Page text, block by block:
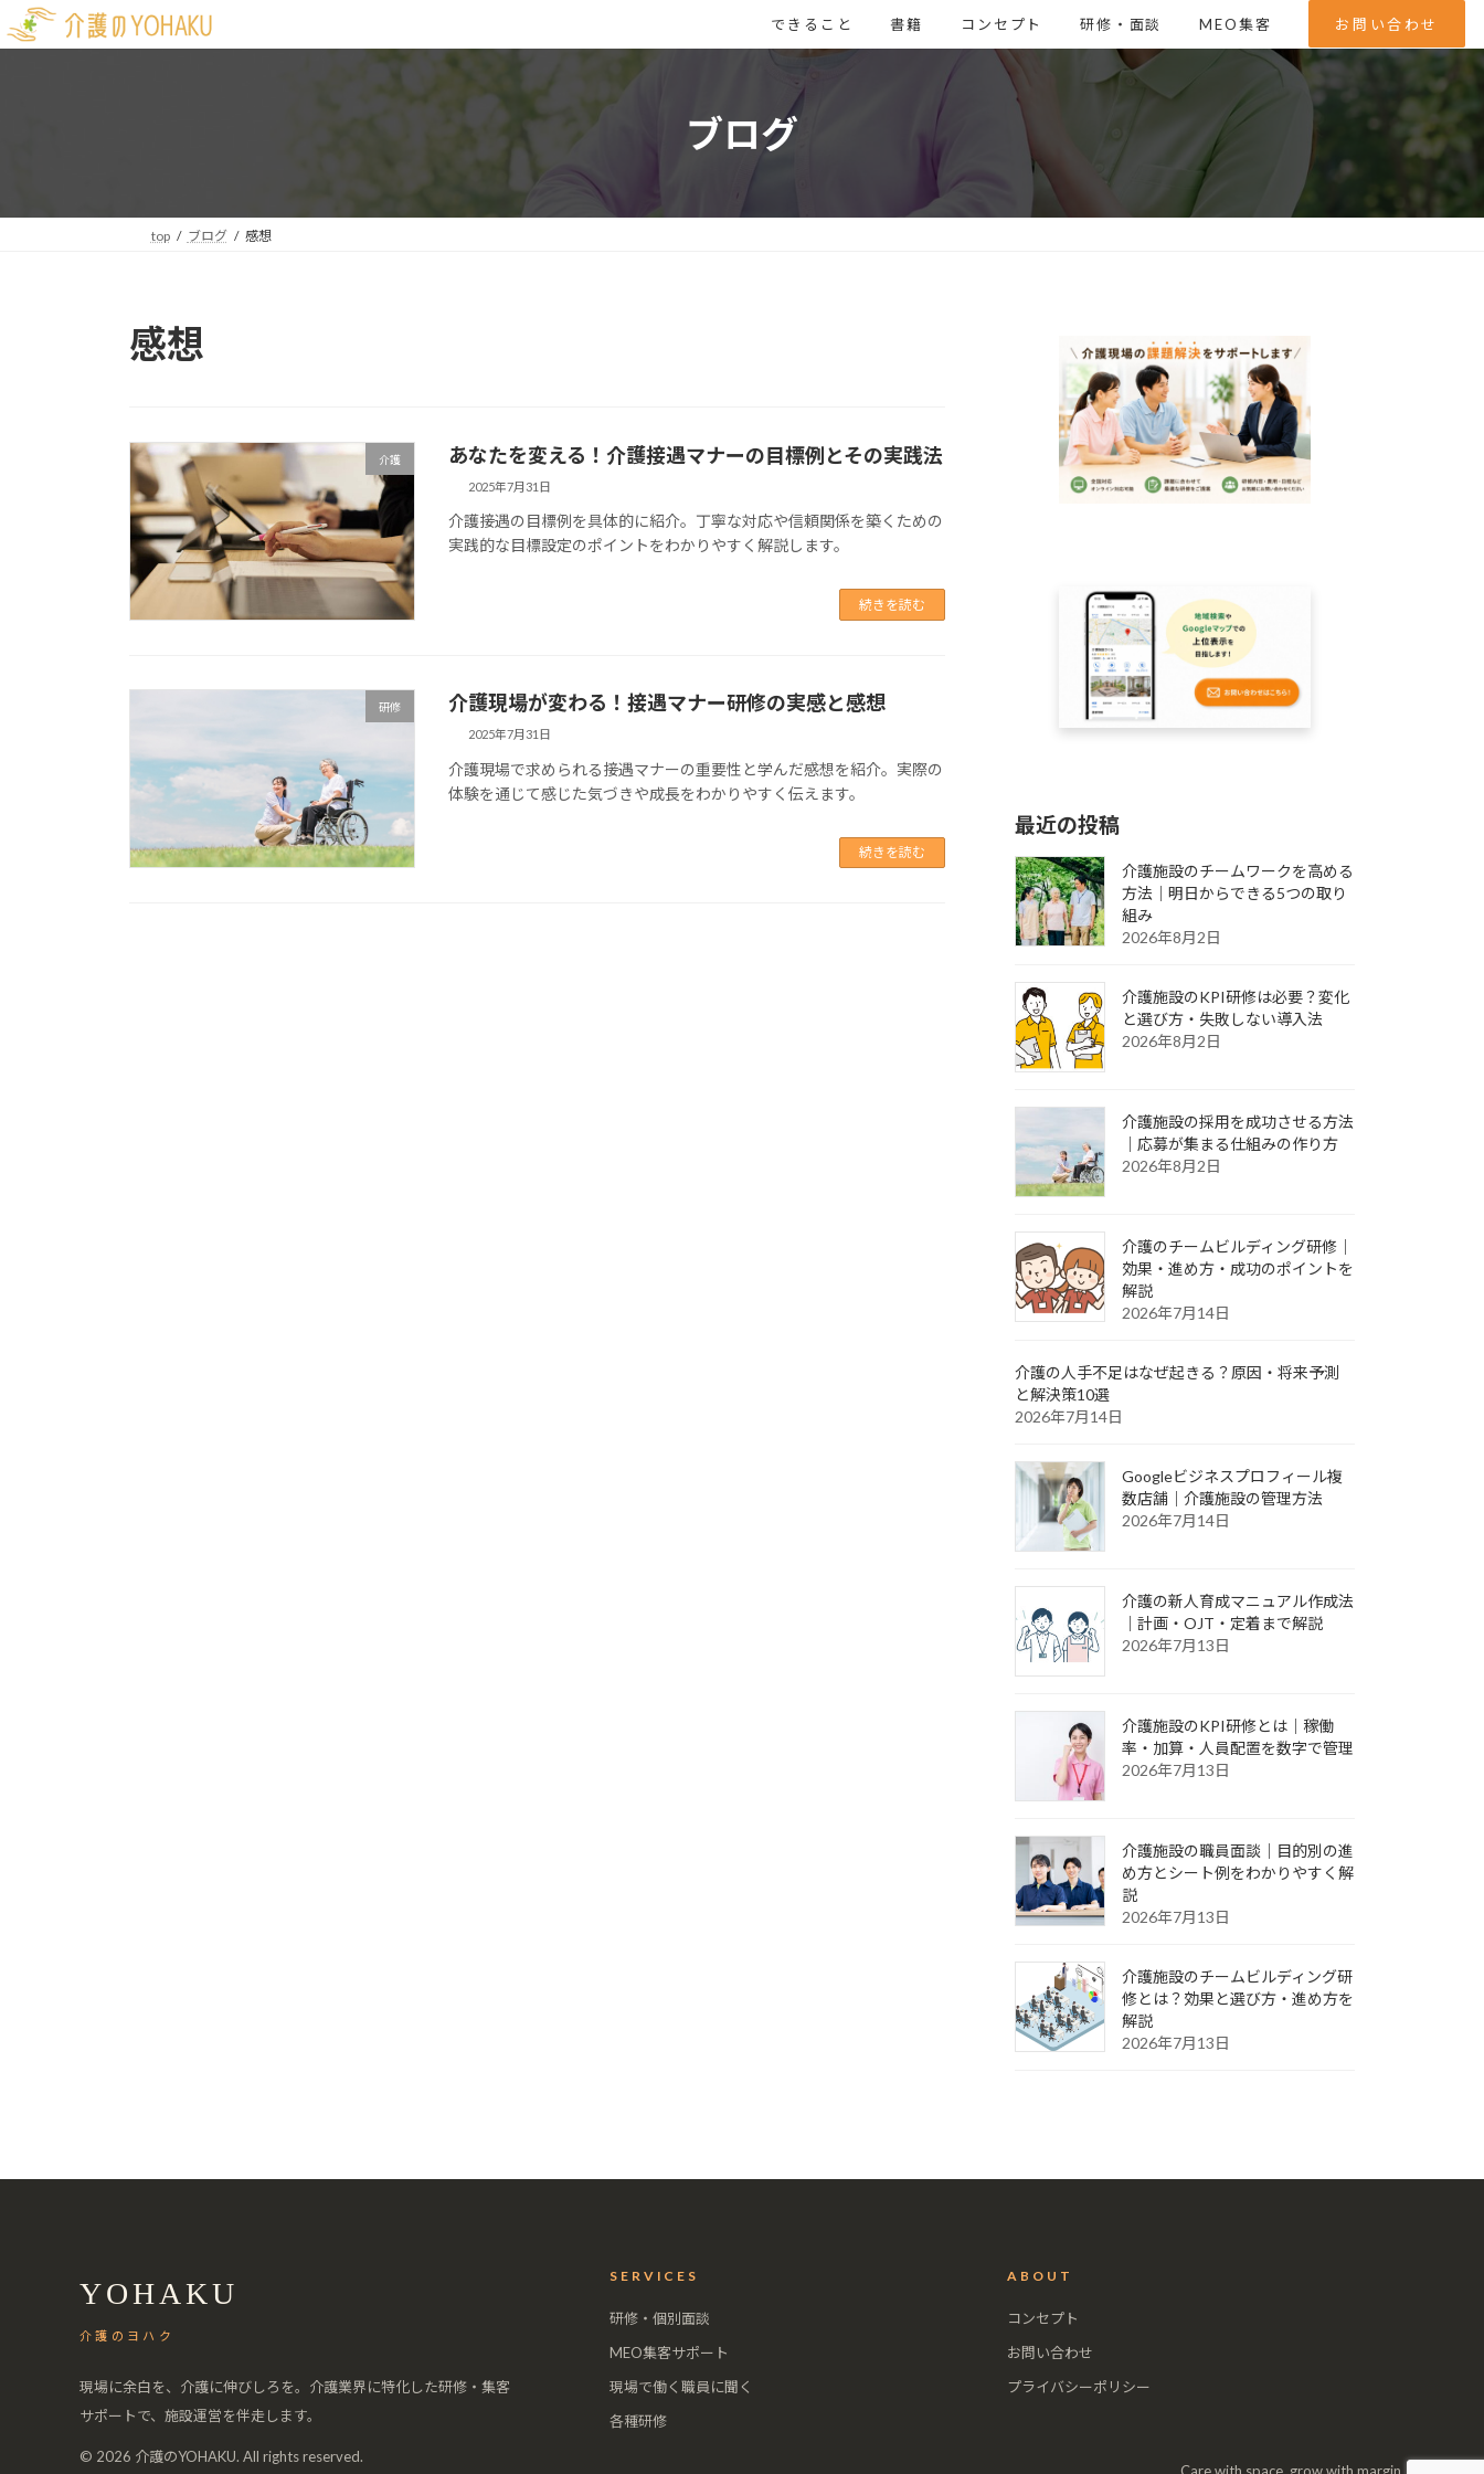
ン
ビ
できること 書籍 コンセプト 研修・面談 MEO集客 お問い合わせ
ブログ
top ブログ 感想
感想
介護 あなたを変える！介護接遇マナーの目標例とその実践法
2025年7月31日
介護接遇の目標例を具体的に紹介。丁寧な対応や信頼関係を築くための
実践的な目標設定のポイントをわかりやすく解説します。
続きを読む
研修 介護現場が変わる！接遇マナー研修の実感と感想
2025年7月31日
介護現場で求められる接遇マナーの重要性と学んだ感想を紹介。実際の
体験を通じて感じた気づきや成長をわかりやすく伝えます。
続きを読む
最近の投稿
介護施設のチームワークを高める
方法｜明日からできる5つの取り
組み
2026年8月2日
介護施設のKPI研修は必要？変化
と選び方・失敗しない導入法
2026年8月2日
介護施設の採用を成功させる方法
｜応募が集まる仕組みの作り方
2026年8月2日
介護のチームビルディング研修｜
効果・進め方・成功のポイントを
解説
2026年7月14日
介護の人手不足はなぜ起きる？原因・将来予測
と解決策10選
2026年7月14日
Googleビジネスプロフィール複
数店舗｜介護施設の管理方法
2026年7月14日
介護の新人育成マニュアル作成法
｜計画・OJT・定着まで解説
2026年7月13日
介護施設のKPI研修とは｜稼働
率・加算・人員配置を数字で管理
2026年7月13日
介護施設の職員面談｜目的別の進
め方とシート例をわかりやすく解
説
2026年7月13日
介護施設のチームビルディング研
修とは？効果と選び方・進め方を
解説
2026年7月13日
YOHAKU
介護のヨハク
現場に余白を、介護に伸びしろを。介護業界に特化した研修・集客
サポートで、施設運営を伴走します。
SERVICES
研修・個別面談
MEO集客サポート
現場で働く職員に聞く
各種研修
ABOUT
コンセプト
お問い合わせ
プライバシーポリシー
© 2026 介護のYOHAKU. All rights reserved.